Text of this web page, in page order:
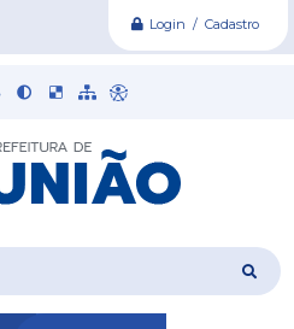
Login / Cadastro